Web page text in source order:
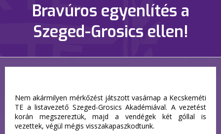
Bravúros egyenlítés a
Szeged-Grosics ellen!
Nem akármilyen mérkőzést játszott vasárnap a Kecskeméti
TE a listavezető Szeged-Grosics Akadémiával. A vezetést
korán megszereztük, majd a vendégek két góllal is
vezettek, végül mégis visszakapaszkodtunk.